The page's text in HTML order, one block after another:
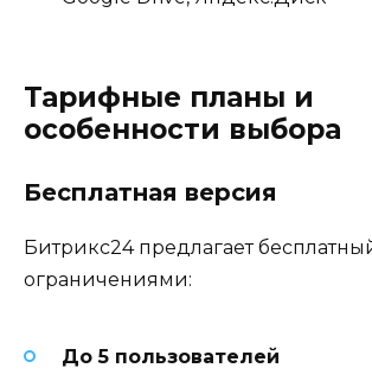
Тарифные планы и
особенности выбора
Бесплатная версия
Битрикс24 предлагает
ограничениями:
До 5 пользователей